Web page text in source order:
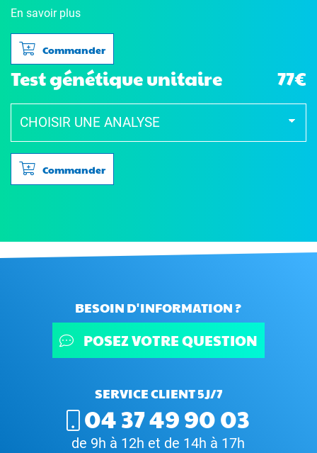
En savoir plus
Commander
Test génétique unitaire 77€
Commander
BESOIN D'INFORMATION ?
POSEZ VOTRE QUESTION
SERVICE CLIENT 5J/7
04 37 49 90 03
de 9h à 12h et de 14h à 17h